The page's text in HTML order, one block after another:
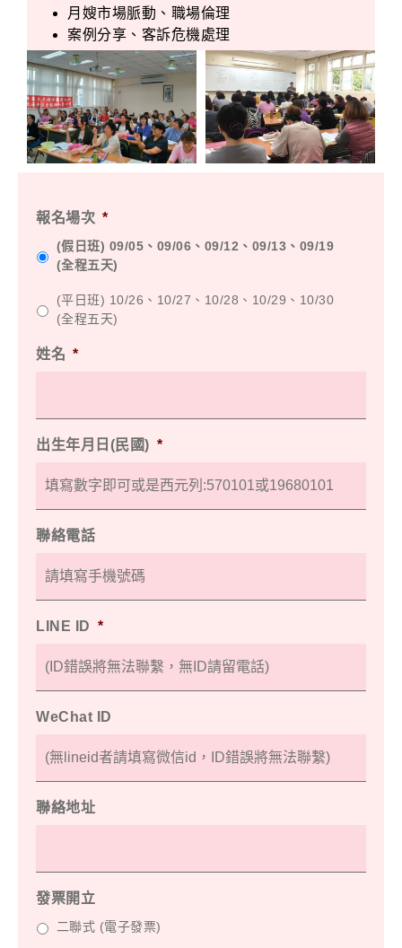
月嫂市場脈動、職場倫理
案例分享、客訴危機處理
報名場次 *
(假日班) 09/05、09/06、09/12、09/13、09/19
(全程五天)
(平日班) 10/26、10/27、10/28、10/29、10/30
(全程五天)
姓名 *
出生年月日(民國) *
聯絡電話
LINE ID *
WeChat ID
聯絡地址
發票開立
二聯式 (電子發票)